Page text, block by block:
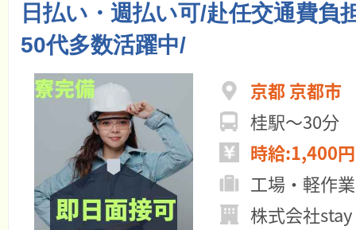
日払い・週払い可/赴任交通費負
50代多数活躍中/
京都 京都市
桂駅～30分
時給:1,400
工場・軽作業
株式会社